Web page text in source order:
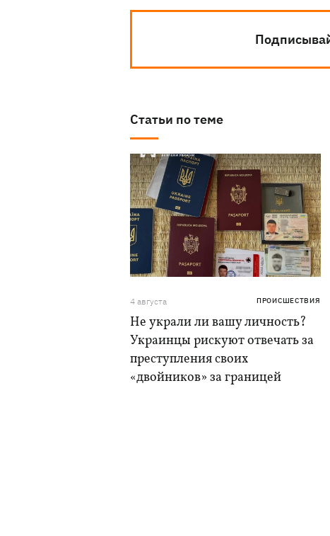
Статьи по теме
4 августа ПРОИСШЕСТВИЯ
Не украли ли вашу личность?
Украинцы рискуют отвечать за
преступления своих
«двойников» за границей